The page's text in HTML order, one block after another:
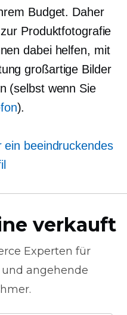
Budget. Daher
Produktfotografie
dabei helfen, mit
großartige Bilder
(selbst wenn Sie
).
ein beeindruckendes
verkauft
Experten für
angehende